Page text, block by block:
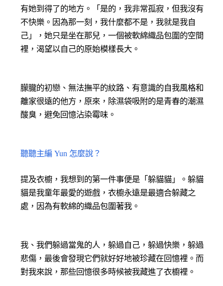
有她到得了的地方。「是的，我非常孤寂，但我沒有
不快樂。因為那一刻，我什麼都不是，我就是我自
己」，她只是坐在那兒，一個被軟綿織品包圍的空間
裡，渴望以自己的原始模樣長大。
朦朧的初戀、無法撫平的紋路、有意識的自我風格和
離家很遠的他方，原來，除濕袋吸附的是青春的潮濕
酸臭，避免回憶沾染霉味。
聽聽主編 Yun 怎麼說？
提及衣櫥，我想到的第一件事便是「躲貓貓」。躲貓
貓是我童年最愛的遊戲，衣櫥永遠是最適合躲藏之
處，因為有軟綿的織品包圍著我。
我、我們躲過當鬼的人，躲過自己，躲過快樂，躲過
悲傷，最後會發現它們就好好地被珍藏在回憶裡。而
對我來說，那些回憶很多時候被我藏進了衣櫥裡。